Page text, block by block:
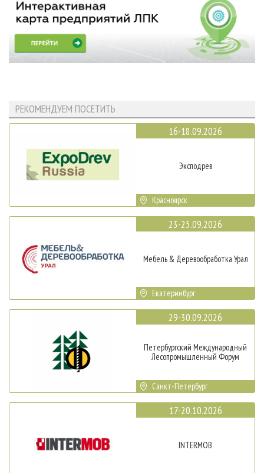
РЕКОМЕНДУЕМ ПОСЕТИТЬ
16-18.09.2026
Эксподрев
Красноярск
23-25.09.2026
Мебель & Деревообработка Урал
Екатеринбург
29-30.09.2026
Петербургский Международный
Лесопромышленный Форум
Санкт-Петербург
17-20.10.2026
INTERMOB